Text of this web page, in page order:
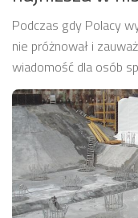
Podczas gdy Polacy
nie próżnował i
wiadomość dla osób